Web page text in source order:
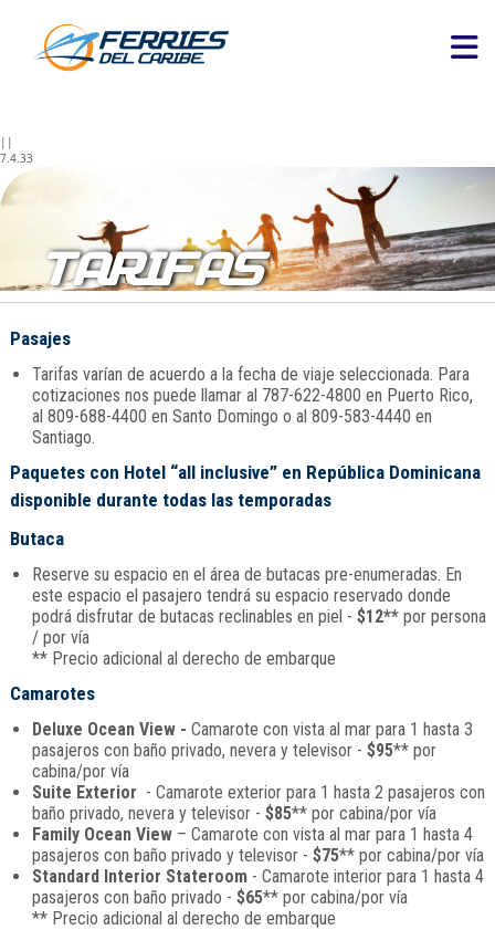
||
7.4.33
TARIFAS
Pasajes
Tarifas varían de acuerdo a la fecha de viaje seleccionada. Para
cotizaciones nos puede llamar al 787-622-4800 en Puerto Rico,
al 809-688-4400 en Santo Domingo o al 809-583-4440 en
Santiago.
Paquetes con Hotel “all inclusive” en República Dominicana
disponible durante todas las temporadas
Butaca
Reserve su espacio en el área de butacas pre-enumeradas. En
este espacio el pasajero tendrá su espacio reservado donde
podrá disfrutar de butacas reclinables en piel - $12**por persona
/ por vía
** Precio adicional al derecho de embarque
Camarotes
Deluxe Ocean View - Camarote con vista al mar para 1 hasta 3
pasajeros con baño privado, nevera y televisor - $95** por
cabina/por vía
Suite Exterior - Camarote exterior para 1 hasta 2 pasajeros con
baño privado, nevera y televisor - $85** por cabina/por vía
Family Ocean View– Camarote con vista al mar para 1 hasta 4
pasajeros con baño privado y televisor - $75** por cabina/por vía
Standard Interior Stateroom- Camarote interior para 1 hasta 4
pasajeros con baño privado - $65** por cabina/por vía
** Precio adicional al derecho de embarque